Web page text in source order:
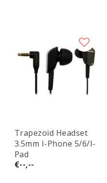
Trapezoid Headset
3.5mm I-Phone 5/6/I-
Pad
€--,--